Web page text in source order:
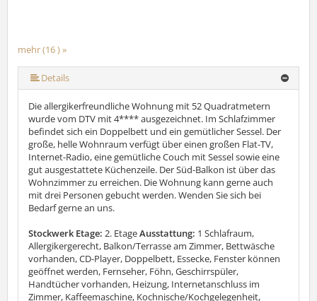
mehr (16 ) »
mehr (16 ) »
mehr (16 ) »
mehr (16 ) »
mehr (16 ) »
mehr (16 ) »
mehr (16 ) »
mehr (16 ) »
mehr (16 ) »
mehr (16 ) »
mehr (16 ) »
mehr (16 ) »
mehr (16 ) »
Details
Die allergikerfreundliche Wohnung mit 52 Quadratmetern
wurde vom DTV mit 4**** ausgezeichnet. Im Schlafzimmer
befindet sich ein Doppelbett und ein gemütlicher Sessel. Der
große, helle Wohnraum verfügt über einen großen Flat-TV,
Internet-Radio, eine gemütliche Couch mit Sessel sowie eine
gut ausgestattete Küchenzeile. Der Süd-Balkon ist über das
Wohnzimmer zu erreichen. Die Wohnung kann gerne auch
mit drei Personen gebucht werden. Wenden Sie sich bei
Bedarf gerne an uns.
Stockwerk Etage: 2. EtageAusstattung: 1 Schlafraum,
Allergikergerecht, Balkon/Terrasse am Zimmer, Bettwäsche
vorhanden, CD-Player, Doppelbett, Essecke, Fenster können
geöffnet werden, Fernseher, Föhn, Geschirrspüler,
Handtücher vorhanden, Heizung, Internetanschluss im
Zimmer, Kaffeemaschine, Kochnische/Kochgelegenheit,